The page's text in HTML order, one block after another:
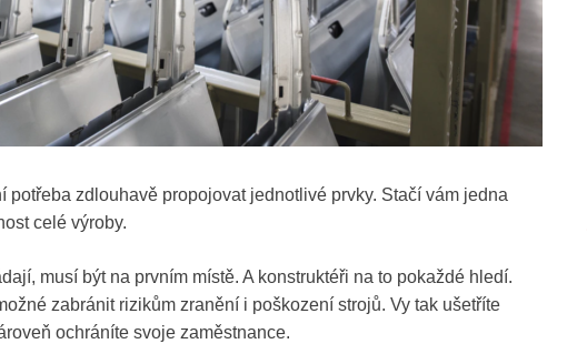
potřeba zdlouhavě propojovat jednotlivé prvky. Stačí vám jedna
celé výroby.
musí být na prvním místě. A konstruktéři na to pokaždé hledí.
zabránit rizikům zranění i poškození strojů. Vy tak ušetříte
ochráníte svoje zaměstnance.